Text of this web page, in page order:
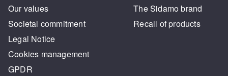
Our values
Societal commitment
Legal Notice
Cookies management
GPDR
The Sidamo brand
Recall of products